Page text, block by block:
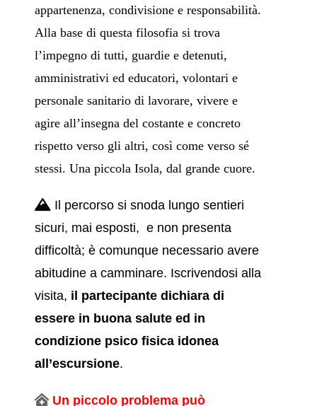
appartenenza, condivisione e responsabilità.
Alla base di questa filosofia si trova
l’impegno di tutti, guardie e detenuti,
amministrativi ed educatori, volontari e
personale sanitario di lavorare, vivere e
agire all’insegna del costante e concreto
rispetto verso gli altri, così come verso sé
stessi. Una piccola Isola, dal grande cuore.
Il percorso si snoda lungo sentieri
sicuri, mai esposti, e non presenta
difficoltà; è comunque necessario avere
abitudine a camminare. Iscrivendosi alla
visita, il partecipante dichiara di
essere in buona salute ed in
condizione psico fisica idonea
all’escursione.
Un piccolo problema può